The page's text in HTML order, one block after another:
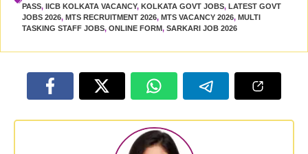
PASS, IICB KOLKATA VACANCY, KOLKATA GOVT JOBS, LATEST GOVT
JOBS 2026, MTS RECRUITMENT 2026, MTS VACANCY 2026, MULTI
TASKING STAFF JOBS, ONLINE FORM, SARKARI JOB 2026